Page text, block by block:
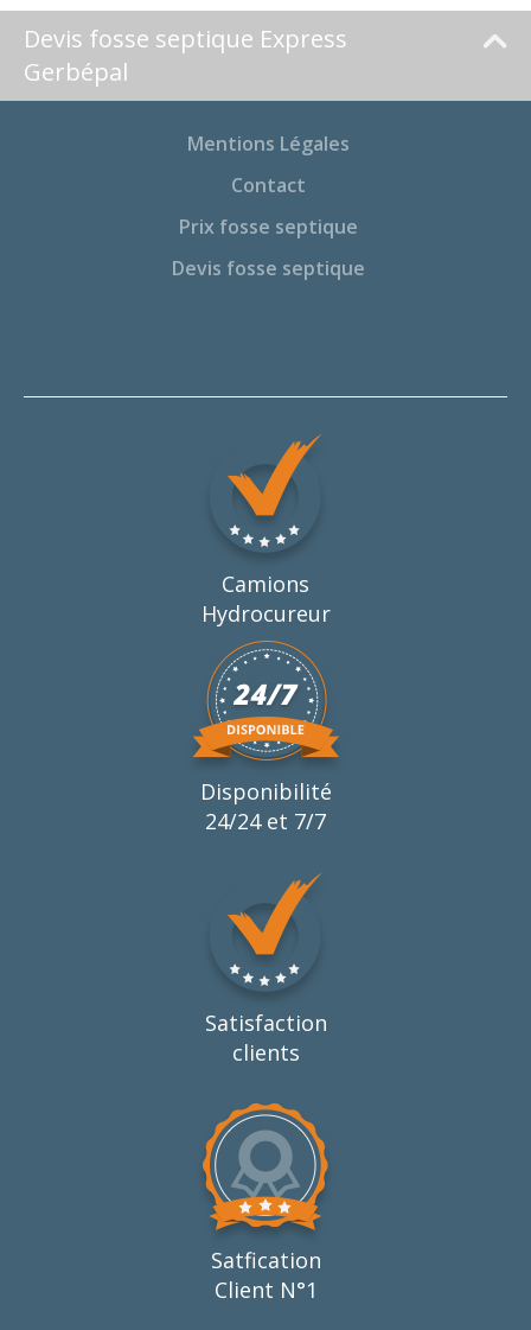
Devis fosse septique Express
Gerbépal
Mentions Légales
Contact
Prix fosse septique
Devis fosse septique
Camions
Hydrocureur
Disponibilité
24/24 et 7/7
Satisfaction
clients
Satfication
Client N°1